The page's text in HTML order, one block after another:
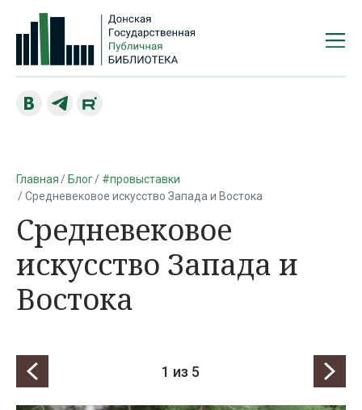
Главная Блог
#провыставки
Средневековое искусство Запада и Востока
Средневековое
искусство Запада и
Востока
1 из 5